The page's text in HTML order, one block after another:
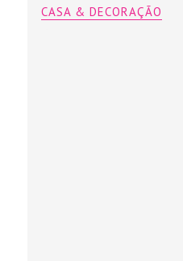
CASA & DECORAÇÃO